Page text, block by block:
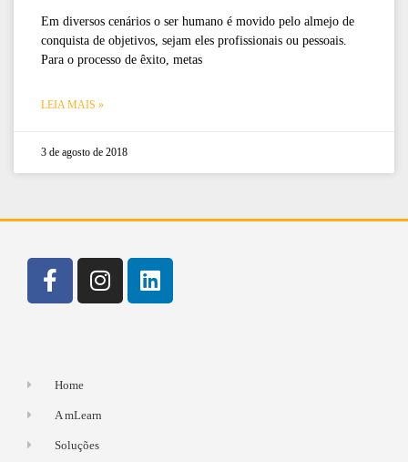
Em diversos cenários o ser humano é movido pelo almejo de
conquista de objetivos, sejam eles profissionais ou pessoais.
Para o processo de êxito, metas
LEIA MAIS »
3 de agosto de 2018
Home
A mLearn
Soluções